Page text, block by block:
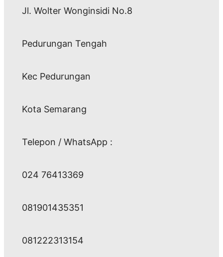
Jl. Wolter Wonginsidi No.8
Pedurungan Tengah
Kec Pedurungan
Kota Semarang
Telepon / WhatsApp :
024 76413369
081901435351
081222313154